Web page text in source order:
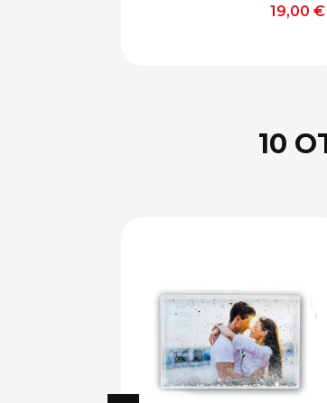
Precio
19,00 €
10